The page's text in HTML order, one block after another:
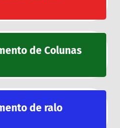
de Colunas
de ralo